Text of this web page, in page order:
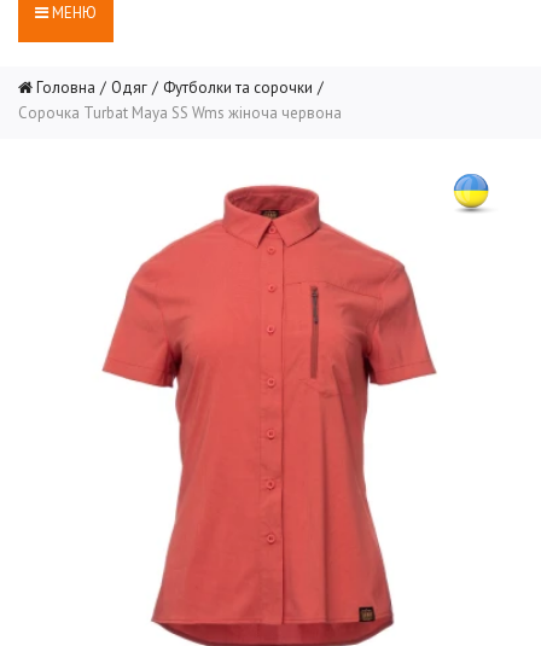
МЕНЮ
Головна Одяг
Футболки та сорочки
Сорочка Turbat Maya SS Wms жіноча червона